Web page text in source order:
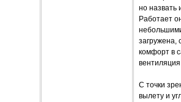
но назвать
Работает
загружена,
комфорт в
С точки
вылету и